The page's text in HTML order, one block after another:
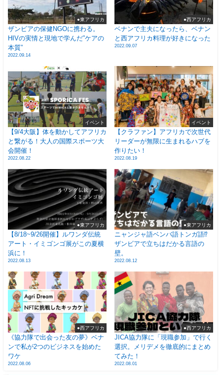
●東アフリカ
ザンビアの保健NGOに携わる。
HIVの実情と現地で学んだ”ケアの
本質”
2022.09.14
●西アフリカ
ベナンで主夫になったら、ベナン
と西アフリカ料理が好きになった
2022.09.07
イベント
【9/4大阪】体を動かしてアフリカ
と繋がる！大人の国際スポーツ大
会開催！
2022.08.22
イベント
【クラファン】アフリカで次世代
リーダーが無限に生まれるハブを
作りたい！
2022.08.19
●東アフリカ
【8/18~9/26開催】ルワンダ伝統
アート・イミゴンゴ展がこの夏横
浜に！
2022.08.13
●東アフリカ
ニャンジャ語ベンバ語トンガ語⁉
ザンビアで立ちはだかる言語の
壁。
2022.08.12
●西アフリカ
《協力隊で出会った友の夢》ベナ
ンで私が2つのビジネスを始めた
ワケ
2022.08.06
●西アフリカ
JICA協力隊に「現職参加」で行く
選択。メリデメを徹底的にまとめ
てみた！
2022.08.01